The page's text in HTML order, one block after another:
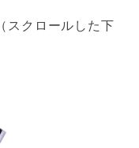
（スクロールした下